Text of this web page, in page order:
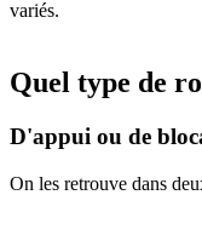
variés.
Quel type de
D'appui ou de
On les retrouve dans